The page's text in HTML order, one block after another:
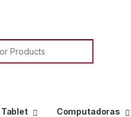
Tablet Computadoras